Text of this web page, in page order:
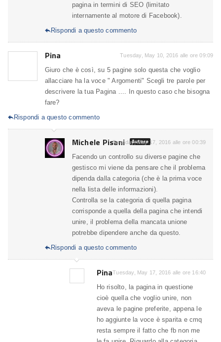
pagina in termini di SEO (limitato
internamente al motore di Facebook).
Rispondi a questo commento
Pina Tuesday, May 10, 2016 alle ore 09:09
Giuro che è così, su 5 pagine solo questa che voglio
allacciare ha la voce " Argomenti" Scegli tre parole per
descrivere la tua Pagina .... In questo caso che bisogna
fare?
Rispondi a questo commento
Michele Pisani Autore
Tuesday, May 17, 2016 alle ore 00:39
Facendo un controllo su diverse pagine che
gestisco mi viene da pensare che il problema
dipenda dalla categoria (che è la prima voce
nella lista delle informazioni).
Controlla se la categoria di quella pagina
corrisponde a quella della pagina che intendi
unire, il problema della mancata unione
potrebbe dipendere anche da questo.
Rispondi a questo commento
PinaTuesday, May 17, 2016 alle ore 16:40
Ho risolto, la pagina in questione
cioè quella che voglio unire, non
aveva le pagine preferite, appena le
ho aggiunte la voce è sparita e cmq
resta sempre il fatto che fb non me